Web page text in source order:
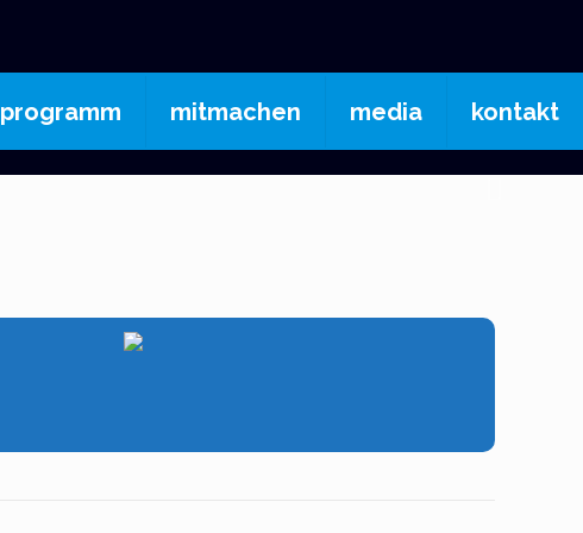
programm mitmachen media kontakt